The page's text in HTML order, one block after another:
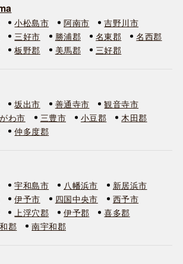
小松島市 阿南市
吉野川市
三好市 勝浦郡 名東郡
名西郡
板野郡 美馬郡 三好郡
坂出市 善通寺市
観音寺市
わ市 三豊市 小豆郡
木田郡
仲多度郡
宇和島市 八幡浜市
新居浜市
伊予市 四国中央市
西予市
上浮穴郡 伊予郡
喜多郡
郡 南宇和郡